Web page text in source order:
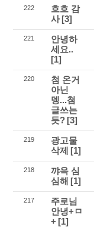
222
흐흐 감
사[3]
221
안녕하
세요..
[1]
220
첨 온거
아닌
뎅...첨
글쓰는
듯? [3]
219
광고물
삭제 [1]
218
꺄윽 심
심해 [1]
217
주로님
안녕+ㅁ
+ [1]